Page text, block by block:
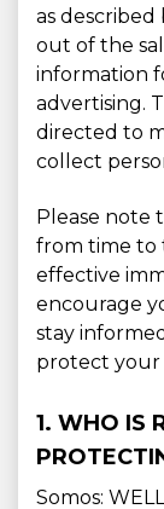
as
out of the
information
advertising.
directed to
collect
Please note
from time to
effective
encourage
stay
protect your
1. WHO IS
Somos: